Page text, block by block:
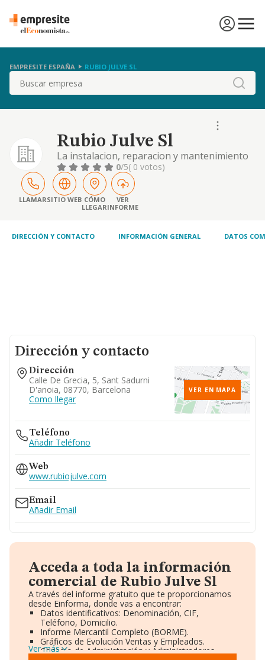
EMPRESITE ESPAÑA RUBIO JULVE SL
Buscar
Rubio Julve Sl
La instalacion, reparacion y mantenimiento
de maquinaria industrial, asi como la
fabricacion, instalacion, montaje,
comercializacion y venta de piezas de
recambio para todo tipo de maquinaria.
0/5( 0 votos)
LLAMARSITIO WEB CÓMO
LLEGAR
VER
INFORME
DIRECCIÓN Y CONTACTO INFORMACIÓN GENERAL DATOS
Dirección y contacto
Dirección
Calle De Grecia, 5, Sant Sadurni
D'anoia, 08770, Barcelona
Como llegar
VER EN MAPA
Teléfono
Añadir Teléfono
Web
www.rubiojulve.com
Email
Añadir Email
Acceda a toda la información
comercial de Rubio Julve Sl
A través del informe gratuito que te proporcionamos
desde Einforma, donde vas a encontrar:
Datos identificativos: Denominación, CIF,
Teléfono, Domicilio.
Informe Mercantil Completo (BORME).
Gráficos de Evolución Ventas y Empleados.
Consejo de Administración y Administradores.
Ver más